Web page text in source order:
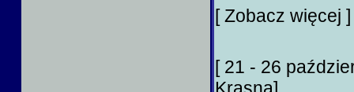
[ Zobacz więcej
[ 21 - 26